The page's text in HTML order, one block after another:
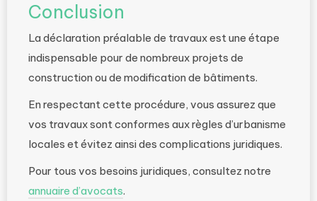
Conclusion
La déclaration préalable de travaux est une étape
indispensable pour de nombreux projets de
construction ou de modification de bâtiments.
En respectant cette procédure, vous assurez que
vos travaux sont conformes aux règles d’urbanisme
locales et évitez ainsi des complications juridiques.
Pour tous vos besoins juridiques, consultez notre
annuaire d’avocats.